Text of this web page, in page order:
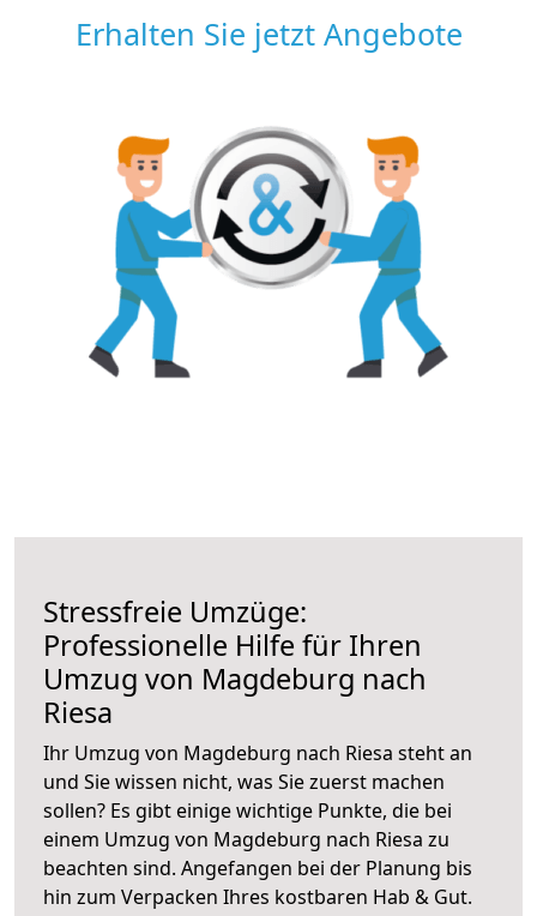
Erhalten Sie jetzt Angebote
Stressfreie Umzüge:
Professionelle Hilfe für Ihren
Umzug von Magdeburg nach
Riesa
Ihr Umzug von Magdeburg nach Riesa steht an
und Sie wissen nicht, was Sie zuerst machen
sollen? Es gibt einige wichtige Punkte, die bei
einem Umzug von Magdeburg nach Riesa zu
beachten sind. Angefangen bei der Planung bis
hin zum Verpacken Ihres kostbaren Hab & Gut.